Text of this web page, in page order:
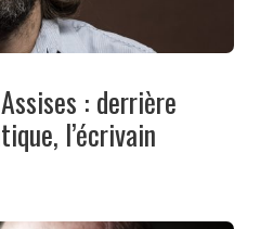
: derrière
l’écrivain